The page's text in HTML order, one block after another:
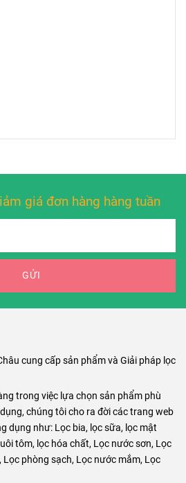
giá đơn hàng hàng tuần
GỬI
cung cấp sản phẩm và Giải pháp lọc
trong việc lựa chọn sản phẩm phù
chúng tôi cho ra đời các trang web
dụng như: Lọc bia, lọc sữa, lọc mật
tôm, lọc hóa chất, Lọc nước sơn, Lọc
phòng sạch, Lọc nước mắm, Lọc